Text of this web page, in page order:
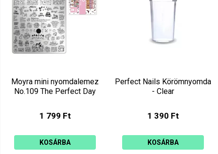
Moyra mini nyomdalemez
No.109 The Perfect Day
1 799 Ft
KOSÁRBA
Perfect Nails Körömnyomda
- Clear
1 390 Ft
KOSÁRBA